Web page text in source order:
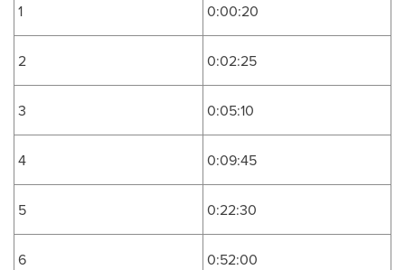
1 0:00:20
2 0:02:25
3 0:05:10
4 0:09:45
5 0:22:30
6 0:52:00